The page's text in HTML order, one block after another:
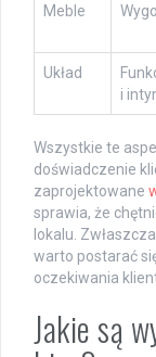
Meble
Układ
i
Wszystkie te
doświadczenie
zaprojektowane
sprawia, że
lokalu.
warto postarać
oczekiwania
Jakie są